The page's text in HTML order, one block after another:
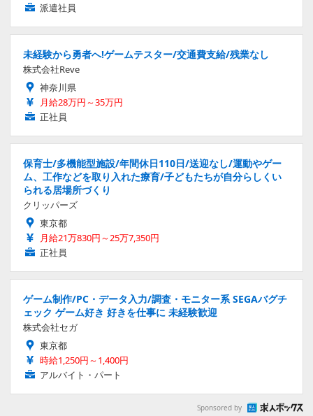
派遣社員
未経験から勇者へ!ゲームテスター/交通費支給/残業なし
株式会社Reve
神奈川県
月給28万円～35万円
正社員
保育士/多機能型施設/年間休日110日/送迎なし/運動やゲー
ム、工作などを取り入れた療育/子どもたちが自分らしくい
られる居場所づくり
クリッパーズ
東京都
月給21万830円～25万7,350円
正社員
ゲーム制作/PC・データ入力/調査・モニター系 SEGAバグチ
ェック ゲーム好き 好きを仕事に 未経験歓迎
株式会社セガ
東京都
時給1,250円～1,400円
アルバイト・パート
Sponsored by